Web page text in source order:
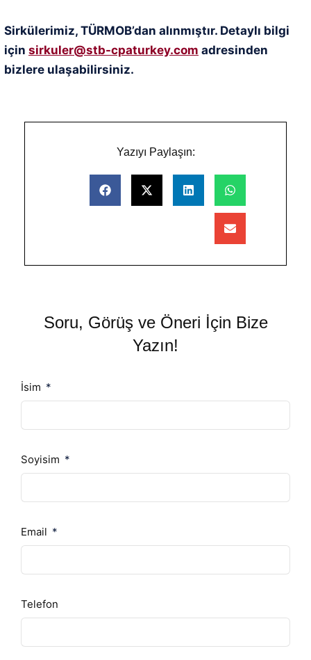
Sirkülerimiz, TÜRMOB’dan alınmıştır. Detaylı bilgi
için sirkuler@stb-cpaturkey.com adresinden
bizlere ulaşabilirsiniz.
Yazıyı Paylaşın:
Soru, Görüş ve Öneri İçin Bize
Yazın!
İsim
Soyisim
Email
Telefon